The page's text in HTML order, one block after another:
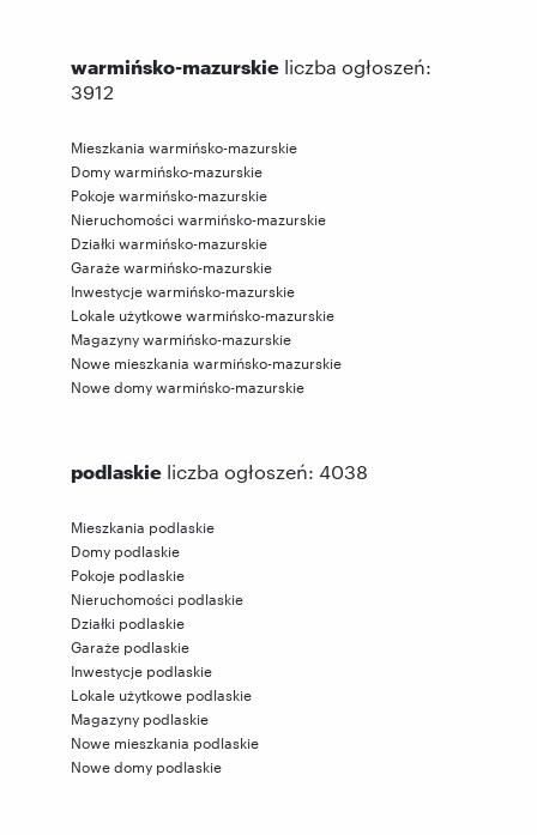
warmińsko-mazurskie liczba ogłoszeń:
3912
Mieszkania warmińsko-mazurskie
Domy warmińsko-mazurskie
Pokoje warmińsko-mazurskie
Nieruchomości warmińsko-mazurskie
Działki warmińsko-mazurskie
Garaże warmińsko-mazurskie
Inwestycje warmińsko-mazurskie
Lokale użytkowe warmińsko-mazurskie
Magazyny warmińsko-mazurskie
Nowe mieszkania warmińsko-mazurskie
Nowe domy warmińsko-mazurskie
podlaskie liczba ogłoszeń: 4038
Mieszkania podlaskie
Domy podlaskie
Pokoje podlaskie
Nieruchomości podlaskie
Działki podlaskie
Garaże podlaskie
Inwestycje podlaskie
Lokale użytkowe podlaskie
Magazyny podlaskie
Nowe mieszkania podlaskie
Nowe domy podlaskie